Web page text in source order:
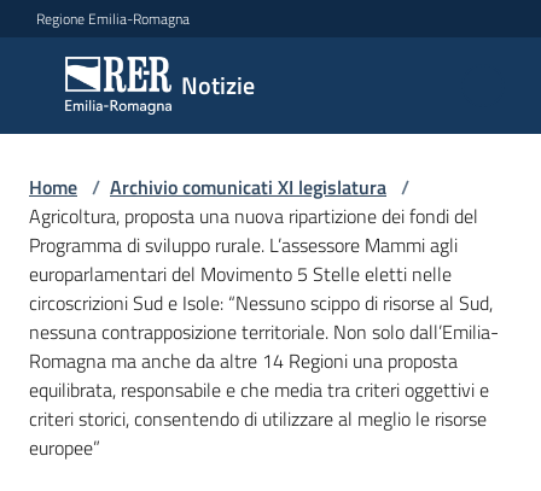
Vai al contenuto
Vai alla navigazione
Vai al footer
Regione Emilia-Romagna
Notizie
Notizie
Comunicati
stampa
Cerca
un
comunicato
Risorse
Home / Archivio comunicati XI legislatura /
Agricoltura, proposta una nuova ripartizione dei fondi del
Programma di sviluppo rurale. L’assessore Mammi agli
europarlamentari del Movimento 5 Stelle eletti nelle
circoscrizioni Sud e Isole: “Nessuno scippo di risorse al Sud,
nessuna contrapposizione territoriale. Non solo dall’Emilia-
Romagna ma anche da altre 14 Regioni una proposta
equilibrata, responsabile e che media tra criteri oggettivi e
criteri storici, consentendo di utilizzare al meglio le risorse
europee”